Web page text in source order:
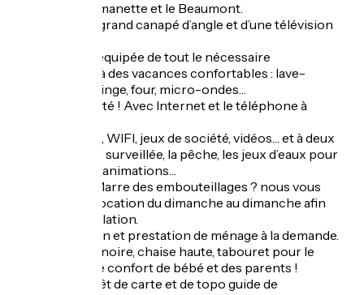
d’eau de la Germanette et le Beaumont.
Il dispose d’un grand canapé d’angle et d’une télévision
La cuisine est équipée de tout le nécessaire
indispensable à des vacances confortables : lave-
vaisselle, lave-linge, four, micro-ondes…
Restez connecté ! Avec Internet et le téléphone à
A partager : TV, WIFI, jeux de société, vidéos… et à deux
pas la baignade surveillée, la pêche, les jeux d’eaux pour
les enfants, les animations…
Bon à savoir : Marre des embouteillages ? nous vous
proposons la location du dimanche au dimanche afin
d’éviter la circulation.
Linge de maison et prestation de ménage à la demande.
Prêt de lit, baignoire, chaise haute, tabouret pour le
lavabo… Pour le confort de bébé et des parents !
Petits Plus : Prêt de carte et de topo guide de